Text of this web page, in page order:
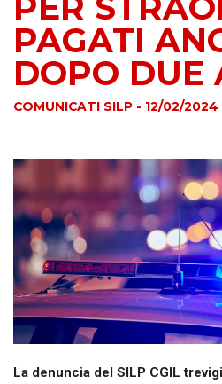
PAGATI
DOPO DUE
COMUNICATI SILP - 12/02/2024
La denuncia del SILP CGIL